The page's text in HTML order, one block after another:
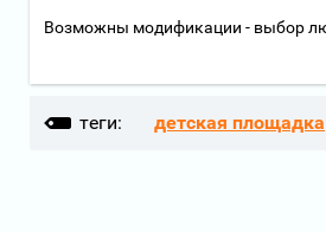
Возможны модификации - выбор
теги: детская площадка